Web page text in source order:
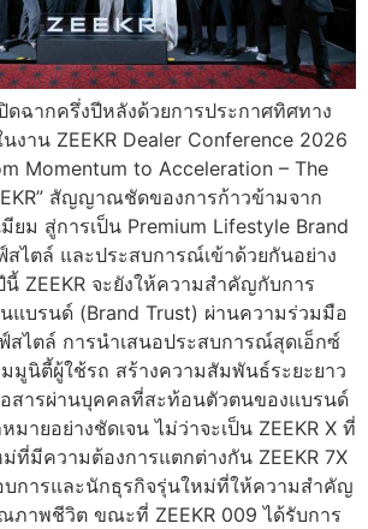
ปิดฉากครึ่งปีหลังด้วยการประกาศทิศทาง
งาน ZEEKR Dealer Conference 2026
Momentum to Acceleration – The
สัญญาณชัดของการก้าวข้ามจาก
ยม สู่การเป็น Premium Lifestyle Brand
สไตล์ และประสบการณ์เข้าด้วยกันอย่าง
ZEEKR จะยังให้ความสำคัญกับการ
แบรนด์ (Brand Trust) ผ่านความร่วมมือ
ไตล์ การนำเสนอประสบการณ์สุดเอ็กซ์
มูนิตี้ผู้ใช้รถ สร้างความสัมพันธ์ระยะยาว
สารผ่านบุคคลที่สะท้อนตัวตนของแบรนด์
มายอย่างชัดเจน ไม่ว่าจะเป็น ZEEKR X ที่
ที่มีความต้องการแตกต่างกัน ZEEKR 7X
การและนักธุรกิจรุ่นใหม่ที่ให้ความสำคัญ
ภาพชีวิต ขณะที่ ZEEKR 009 ได้รับการ